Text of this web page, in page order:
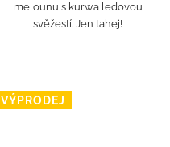
melounu s kurwa ledovou
svěžestí. Jen tahej!
VÝPRODEJ